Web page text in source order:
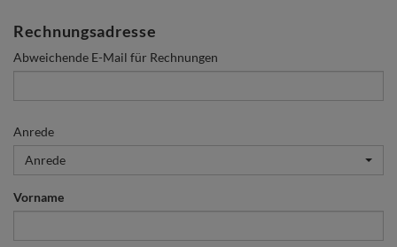
Rechnungsadresse
Abweichende E-Mail für Rechnungen
Anrede
Anrede
Vorname